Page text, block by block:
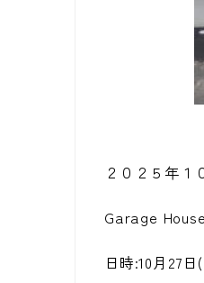
２０２５年１
Garage
日時:10月27